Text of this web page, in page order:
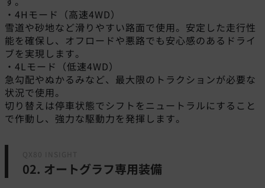
・4Hモード（高速4WD）
雪道や砂地など滑りやすい路面で使用。安定した走行性
能を確保し、オフロードや悪路でも安心感のあるドライ
ブを実現します。
・4Lモード（低速4WD）
急勾配やぬかるみなど、最大限のトラクションが必要な
状況で使用。
切り替えは停車状態でシフトをニュートラルにすること
で作動し、強力な駆動力を発揮します。
QX80 INSIGHT
02. オートグラフ専用装備